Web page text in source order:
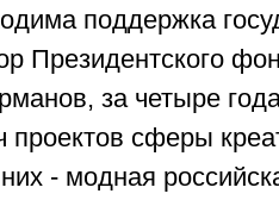
поддержка
Президентского
за четыре
проектов сферы
- модная